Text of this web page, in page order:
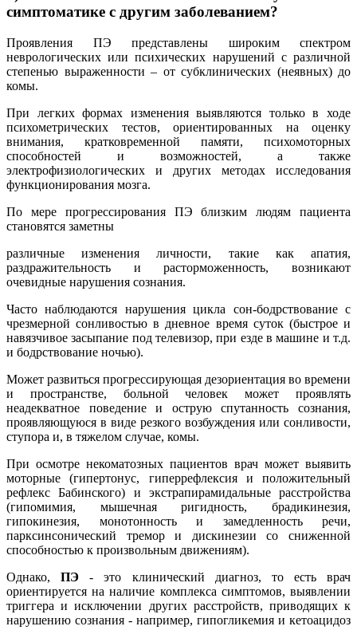
симптоматике с другим заболеванием?
Проявления ПЭ представлены широким спектром
неврологических или психических нарушений с различной
степенью выраженности – от субклинических (неявных) до
комы.
При легких формах изменения выявляются только в ходе
психометрических тестов, ориентированных на оценку
внимания, кратковременной памяти, психомоторных
способностей и возможностей, а также
электрофизиологических и других методах исследования
функционирования мозга.
По мере прогрессирования ПЭ близким людям пациента
становятся заметны
различные изменения личности, такие как апатия,
раздражительность и расторможенность, возникают
очевидные нарушения сознания.
Часто наблюдаются нарушения цикла сон-бодрствование с
чрезмерной сонливостью в дневное время суток (быстрое и
навязчивое засыпание под телевизор, при езде в машине и т.д.
и бодрствование ночью).
Может развиться прогрессирующая дезориентация во времени
и пространстве, больной человек может проявлять
неадекватное поведение и острую спутанность сознания,
проявляющуюся в виде резкого возбуждения или сонливости,
ступора и, в тяжелом случае, комы.
При осмотре некоматозных пациентов врач может выявить
моторные (гипертонус, гиперрефлексия и положительный
рефлекс Бабинского) и экстрапирамидальные расстройства
(гипомимия, мышечная ригидность, брадикинезия,
гипокинезия, монотонность и замедленность речи,
парксинсонический тремор и дискинезии со сниженной
способностью к произвольным движениям).
Однако,ПЭ - это клинический диагноз, то есть врач
ориентируется на наличие комплекса симптомов, выявлении
триггера и исключении других расстройств, приводящих к
нарушению сознания - например, гипогликемия и кетоацидоз